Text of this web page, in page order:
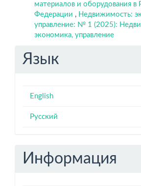
материалов и оборудования в
Федерации , Недвижимость:
управление: № 1 (2025):
экономика, управление
Язык
English
Русский
Информация